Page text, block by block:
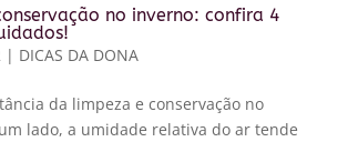
no inverno: confira 4
| DICAS DA DONA
da limpeza e conservação no
lado, a umidade relativa do ar tende